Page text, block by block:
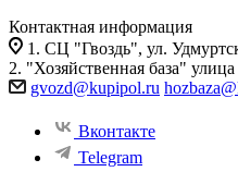
Контактная информация
1. СЦ "Гвоздь", ул.
2. "Хозяйственная база"
gvozd@kupipol.ru
Вконтакте
Telegram